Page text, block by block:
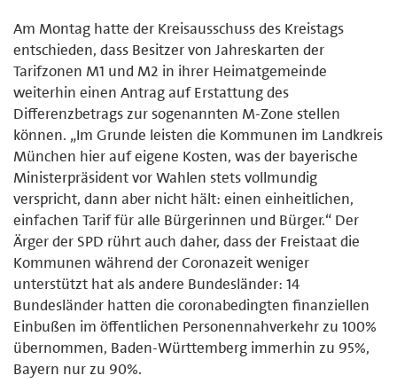
Am Montag hatte der Kreisausschuss des Kreistags
entschieden, dass Besitzer von Jahreskarten der
Tarifzonen M1 und M2 in ihrer Heimatgemeinde
weiterhin einen Antrag auf Erstattung des
Differenzbetrags zur sogenannten M-Zone stellen
können. „Im Grunde leisten die Kommunen im Landkreis
München hier auf eigene Kosten, was der bayerische
Ministerpräsident vor Wahlen stets vollmundig
verspricht, dann aber nicht hält: einen einheitlichen,
einfachen Tarif für alle Bürgerinnen und Bürger.“ Der
Ärger der SPD rührt auch daher, dass der Freistaat die
Kommunen während der Coronazeit weniger
unterstützt hat als andere Bundesländer: 14
Bundesländer hatten die coronabedingten finanziellen
Einbußen im öffentlichen Personennahverkehr zu 100%
übernommen, Baden-Württemberg immerhin zu 95%,
Bayern nur zu 90%.